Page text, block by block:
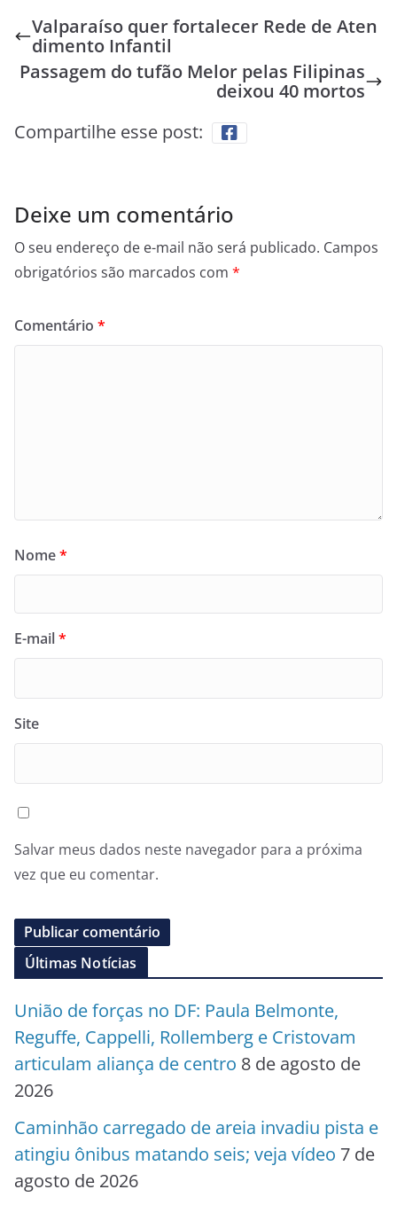
Valparaíso quer fortalecer Rede de Aten
dimento Infantil
Passagem do tufão Melor pelas Filipinas
deixou 40 mortos
Compartilhe esse post:
Deixe um comentário
O seu endereço de e-mail não será publicado. Campos
obrigatórios são marcados com *
Comentário *
Nome*
E-mail*
Site
Salvar meus dados neste navegador para a próxima
vez que eu comentar.
Últimas Notícias
União de forças no DF: Paula Belmonte,
Reguffe, Cappelli, Rollemberg e Cristovam
articulam aliança de centro 8 de agosto de
2026
Caminhão carregado de areia invadiu pista e
atingiu ônibus matando seis; veja vídeo 7 de
agosto de 2026